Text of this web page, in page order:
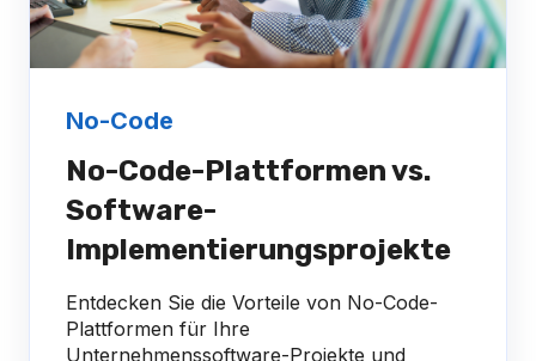
No-Code
No-Code-Plattformen vs.
Software-
Implementierungsprojekte
Entdecken Sie die Vorteile von No-Code-
Plattformen für Ihre
Unternehmenssoftware-Projekte und